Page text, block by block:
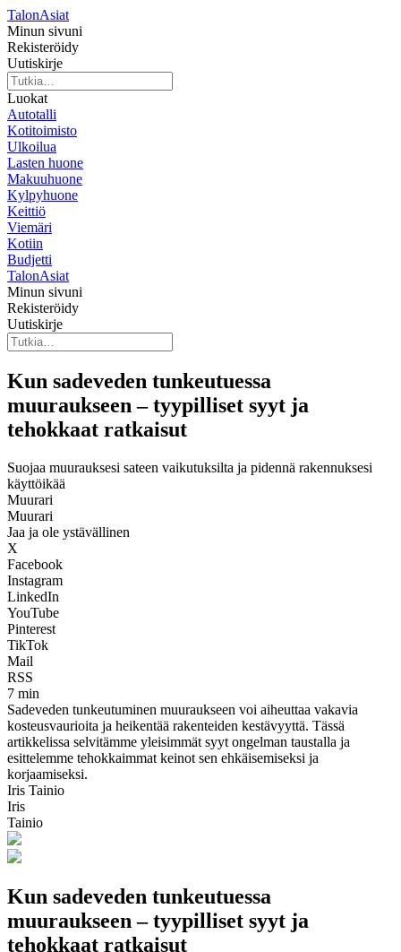
TalonAsiat
Minun sivuni
Rekisteröidy
Uutiskirje
Luokat
Autotalli
Kotitoimisto
Ulkoilua
Lasten huone
Makuuhuone
Kylpyhuone
Keittiö
Viemäri
Kotiin
Budjetti
TalonAsiat
Minun sivuni
Rekisteröidy
Uutiskirje
Kun sadeveden tunkeutuessa
muuraukseen – tyypilliset syyt ja
tehokkaat ratkaisut
Suojaa muurauksesi sateen vaikutuksilta ja pidennä rakennuksesi
käyttöikää
Muurari
Muurari
Jaa ja ole ystävällinen
X
Facebook
Instagram
LinkedIn
YouTube
Pinterest
TikTok
Mail
RSS
7 min
Sadeveden tunkeutuminen muuraukseen voi aiheuttaa vakavia
kosteusvaurioita ja heikentää rakenteiden kestävyyttä. Tässä
artikkelissa selvitämme yleisimmät syyt ongelman taustalla ja
esittelemme tehokkaimmat keinot sen ehkäisemiseksi ja
korjaamiseksi.
Iris Tainio
Iris
Tainio
Kun sadeveden tunkeutuessa
muuraukseen – tyypilliset syyt ja
tehokkaat ratkaisut